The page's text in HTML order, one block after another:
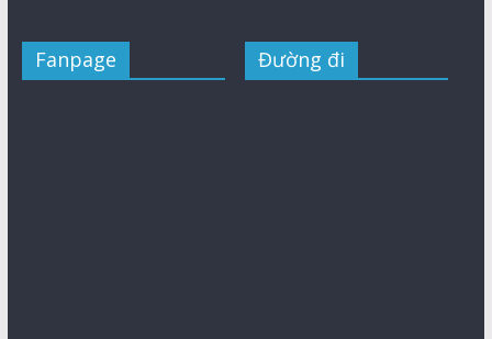
Fanpage Đường đi